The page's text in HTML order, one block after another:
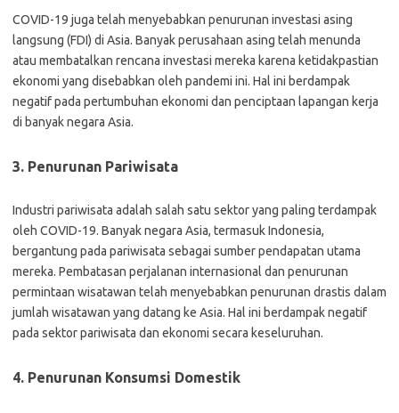
COVID-19 juga telah menyebabkan penurunan investasi asing
langsung (FDI) di Asia. Banyak perusahaan asing telah menunda
atau membatalkan rencana investasi mereka karena ketidakpastian
ekonomi yang disebabkan oleh pandemi ini. Hal ini berdampak
negatif pada pertumbuhan ekonomi dan penciptaan lapangan kerja
di banyak negara Asia.
3. Penurunan Pariwisata
Industri pariwisata adalah salah satu sektor yang paling terdampak
oleh COVID-19. Banyak negara Asia, termasuk Indonesia,
bergantung pada pariwisata sebagai sumber pendapatan utama
mereka. Pembatasan perjalanan internasional dan penurunan
permintaan wisatawan telah menyebabkan penurunan drastis dalam
jumlah wisatawan yang datang ke Asia. Hal ini berdampak negatif
pada sektor pariwisata dan ekonomi secara keseluruhan.
4. Penurunan Konsumsi Domestik